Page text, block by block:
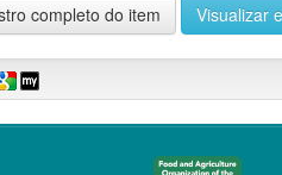
completo do item Visualizar